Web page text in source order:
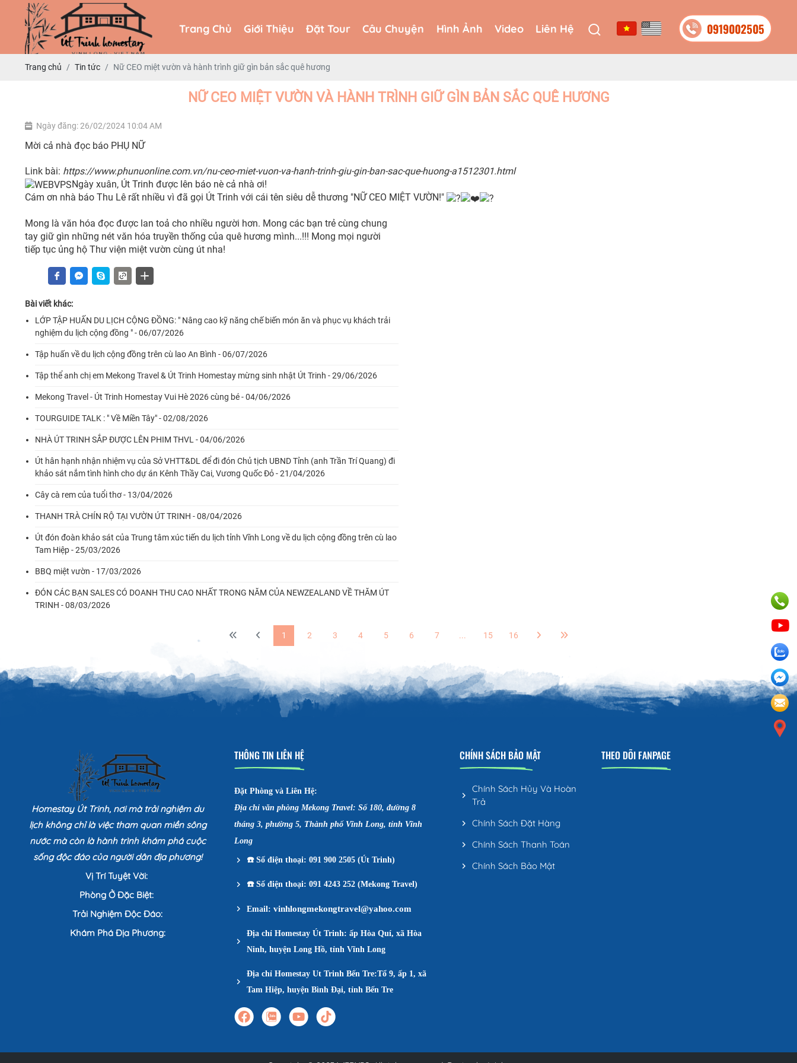
Trang Chủ Giới Thiệu Đặt Tour Câu Chuyện Hình Ảnh Video Liên Hệ 0919002505
Trang Chủ Giới Thiệu Đặt Tour Câu Chuyện Hình Ảnh Video Liên Hệ 0919002505
Trang chủ Tin tức Nữ CEO miệt vườn và hành trình giữ gìn bản sắc quê hương
NỮ CEO MIỆT VƯỜN VÀ HÀNH TRÌNH GIỮ GÌN BẢN SẮC QUÊ HƯƠNG
Ngày đăng: 26/02/2024 10:04 AM
Mời cả nhà đọc báo PHỤ NỮ
Link bài: https://www.phunuonline.com.vn/nu-ceo-miet-vuon-va-hanh-trinh-giu-gin-ban-sac-que-huong-a1512301.html
Ngày xuân, Út Trinh được lên báo nè cả nhà ơi!
Cám ơn nhà báo Thu Lê rất nhiều vì đã gọi Út Trinh với cái tên siêu dễ thương "NỮ CEO MIỆT VƯỜN!"
Mong là văn hóa đọc được lan toả cho nhiều người hơn. Mong các bạn trẻ cùng chung
tay giữ gìn những nét văn hóa truyền thống của quê hương mình...!!! Mong mọi người
tiếp tục ủng hộ Thư viện miệt vườn cùng út nha!
Bài viết khác:
LỚP TẬP HUẤN DU LỊCH CỘNG ĐỒNG: " Nâng cao kỹ năng chế biến món ăn và phục vụ khách trải
nghiệm du lịch cộng đồng " - 06/07/2026
Tập huấn về du lịch cộng đồng trên cù lao An Bình - 06/07/2026
Tập thể anh chị em Mekong Travel & Út Trinh Homestay mừng sinh nhật Út Trinh - 29/06/2026
Mekong Travel - Út Trinh Homestay Vui Hè 2026 cùng bé - 04/06/2026
TOURGUIDE TALK : " Về Miền Tây" - 02/08/2026
NHÀ ÚT TRINH SẮP ĐƯỢC LÊN PHIM THVL - 04/06/2026
Út hân hạnh nhận nhiệm vụ của Sở VHTT&DL để đi đón Chủ tịch UBND Tỉnh (anh Trần Trí Quang) đi
khảo sát nắm tình hình cho dự án Kênh Thầy Cai, Vương Quốc Đỏ - 21/04/2026
Cây cà rem của tuổi thơ - 13/04/2026
THANH TRÀ CHÍN RỘ TẠI VƯỜN ÚT TRINH - 08/04/2026
Út đón đoàn khảo sát của Trung tâm xúc tiến du lịch tỉnh Vĩnh Long về du lịch cộng đồng trên cù lao
Tam Hiệp - 25/03/2026
BBQ miệt vườn - 17/03/2026
ĐÓN CÁC BẠN SALES CÓ DOANH THU CAO NHẤT TRONG NĂM CỦA NEWZEALAND VỀ THĂM ÚT
TRINH - 08/03/2026
1 2 3 4 5 6 7 ... 15 16
Homestay Út Trinh, nơi mà trải nghiệm du
lịch không chỉ là việc tham quan miền sông
nước mà còn là hành trình khám phá cuộc
sống độc đáo của người dân địa phương!
Vị Trí Tuyệt Vời:
Phòng Ở Đặc Biệt:
Trải Nghiệm Độc Đáo:
Khám Phá Địa Phương:
THÔNG TIN LIÊN HỆ
Đặt Phòng và Liên Hệ:
Địa chỉ văn phòng Mekong Travel: Số 180, đường 8
tháng 3, phường 5, Thành phố Vĩnh Long, tỉnh Vĩnh
Long
☎️Số điện thoại: 091 900 2505 (Út Trinh)
☎️Số điện thoại: 091 4243 252 (Mekong Travel)
Email: vinhlongmekongtravel@yahoo.com
Địa chỉ Homestay Út Trinh: ấp Hòa Quí, xã Hòa
Ninh, huyện Long Hồ, tỉnh Vĩnh Long
Địa chỉ Homestay Ut Trinh Bến Tre:Tổ 9, ấp 1, xã
Tam Hiệp, huyện Bình Đại, tỉnh Bến Tre
CHÍNH SÁCH BẢO MẬT
Chính Sách Hủy Và Hoàn
Trả
Chính Sách Đặt Hàng
Chính Sách Thanh Toán
Chính Sách Bảo Mật
THEO DÕI FANPAGE